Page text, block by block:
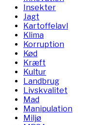
Insekter
Jagt
Kartoffelavl
Klima
Korruption
Kød
Kræft
Kultur
Landbrug
Livskvalitet
Mad
Manipulation
Miljø